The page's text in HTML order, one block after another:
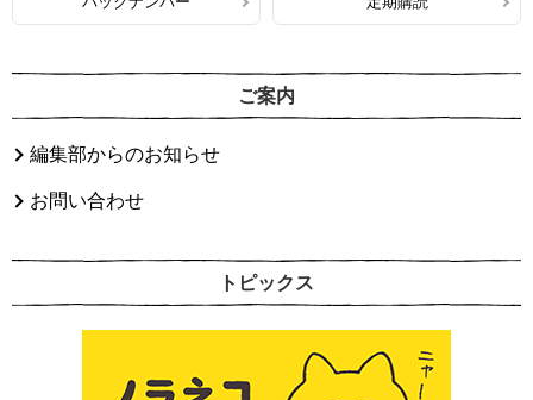
ご案内
編集部からのお知らせ
お問い合わせ
トピックス